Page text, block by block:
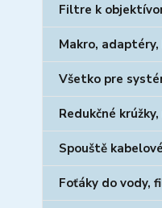
Filtre k
Makro,
Všetko pre
Redukčné
Spouště
Foťáky do vody,